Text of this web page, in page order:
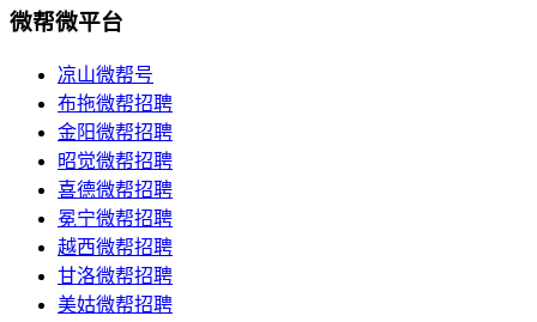
微帮微平台
凉山微帮号
布拖微帮招聘
金阳微帮招聘
昭觉微帮招聘
喜德微帮招聘
冕宁微帮招聘
越西微帮招聘
甘洛微帮招聘
美姑微帮招聘